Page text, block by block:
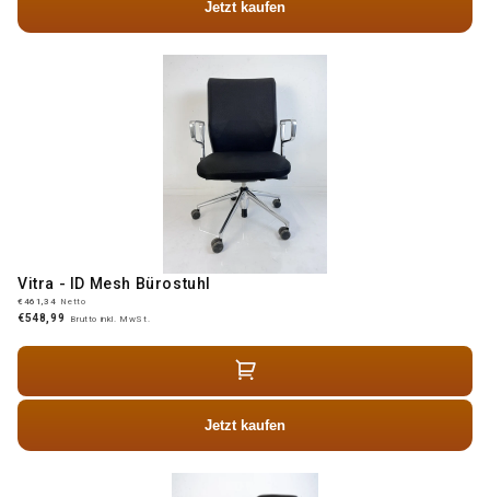
Jetzt kaufen
Vitra - ID Mesh Bürostuhl
€461,34 Netto
€548,99 Brutto inkl. MwSt.
Jetzt kaufen